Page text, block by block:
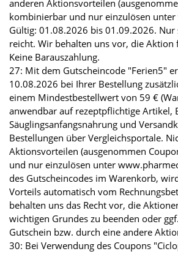
anderen Aktionsvorteilen
kombinierbar und nur einzulösen
Gültig: 01.08.2026 bis 01.09.2026. Nur
reicht. Wir behalten uns vor, die Aktion
Keine Barauszahlung.
27: Mit dem Gutscheincode "Ferien5"
10.08.2026 bei Ihrer Bestellung
einem Mindestbestellwert von 59 €
anwendbar auf rezeptpflichtige Artikel,
Säuglingsanfangsnahrung und
Bestellungen über Vergleichsportale.
Aktionsvorteilen (ausgenommen
und nur einzulösen unter
des Gutscheincodes im Warenkorb,
Vorteils automatisch vom
behalten uns das Recht vor, die
wichtigen Grundes zu beenden oder
Gutschein bzw. durch eine andere
30: Bei Verwendung des Coupons